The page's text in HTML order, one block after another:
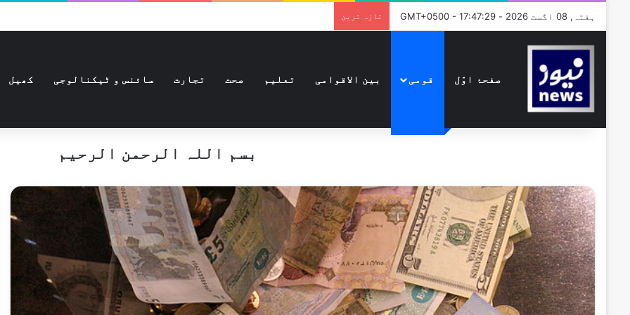
ہفتہ, 08 اگست 2026 - GMT+0500 - 17:47:29 تازہ ترین
صفحۂ اوّل قومی بین الاقوامی تعلیم صحت تجارت سائنس و ٹیکنالوجی کھیل
بسم اللہ الرحمن الرحیم